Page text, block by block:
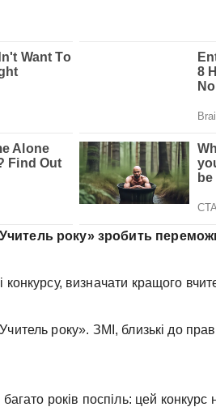
року» зробить
визначати кращого
року». ЗМІ, близькі до
років поспіль: цей конкурс